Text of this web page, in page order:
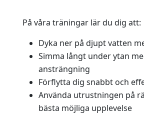
På våra träningar lär du dig att:
Dyka ner på djupt vatten
Simma långt under ytan
ansträngning
Förflytta dig snabbt och
Använda utrustningen på
bästa möjliga upplevelse